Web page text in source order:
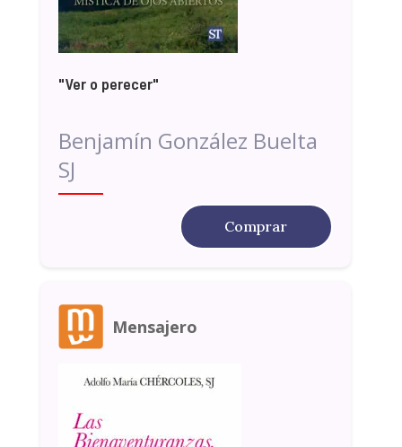
"Ver o perecer"
Benjamín González Buelta
SJ
Comprar
Mensajero